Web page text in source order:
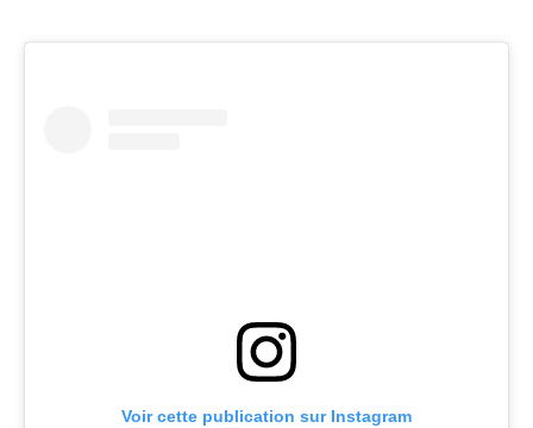
Voir cette publication sur Instagram